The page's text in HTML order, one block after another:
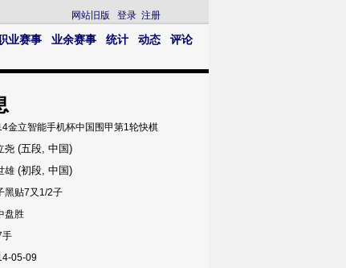
网站旧版 登录 注册
业赛事 业余赛事 统计 动态
评论
金立智能手机杯中国围甲第1轮快棋
尧 (五段, 中国)
雄 (初段, 中国)
黑贴7又1/2子
盘胜
手
05-09